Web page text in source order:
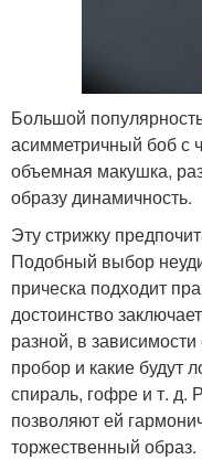
Большой
асимметричный боб с
объемная макушка,
образу динамичность.
Эту стрижку
Подобный выбор
прическа подходит
достоинство
разной, в зависимости
пробор и какие будут
спираль, гофре и т. д.
позволяют ей
торжественный образ.